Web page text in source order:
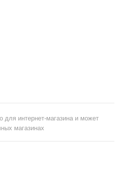
для интернет-магазина и может
магазинах